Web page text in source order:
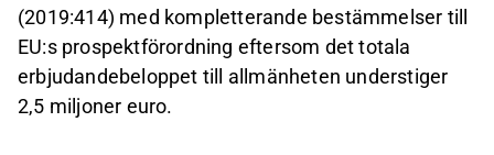
(2019:414) med kompletterande bestämmelser till
EU:s prospektförordning eftersom det totala
erbjudandebeloppet till allmänheten understiger
2,5 miljoner euro.